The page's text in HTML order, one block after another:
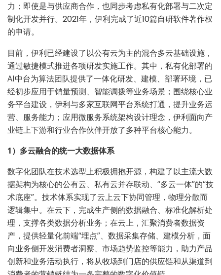
力；即使是与供应商合作，也同步考虑私有化部署与二次定
制化开发并行。2021年，伊利完成了近10篇自研软件著作权
的申请。
目前，伊利已经建设了以公有云为主的混合多云基础设施，
通过敏捷模式推进各项研发实施工作。其中，私有化部署的
AI中台为算法团队提供了一体化研发、建模、部署环境，已
经初步应用于销量预测、智能调拨等业务场景；围绕核心业
务平台建设，伊利与多家互联网平台系统打通，提升业务运
营、服务能力；应用微服务系统架构设计理念，伊利面向产
业链上下游和行业合作伙伴开放了多种平台核心能力。
1）多云融合的统一大数据体系
数字化团队在技术选型上积极拥抱开源，构建了以主流大数
据架构为核心的公有云、私有云并存联动、“多云一体”的“技
术底座”。技术体系实现了云上云下协同管理，物理分散而
逻辑集中。在云下，完成生产侧的数据融合、标准化解析处
理，支撑各类数据分析业务；在云上，汇聚消费者数据资
产，提供轻量化前端“埋点”、数据采集存储、建模分析，面
向业务侧开发消费者洞察、市场趋势监控等能力，助力产品
创新和业务活动执行，将从牧场到门店的供应链和从渠道到